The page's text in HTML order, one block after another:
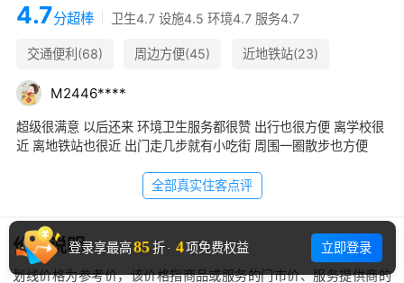
登录享最高85折 · 4项免费权益 立即登录
4.7分超棒 卫生4.7 设施4.5 环境4.7 服务4.7
交通便利(68) 周边方便(45)
近地铁站(23)
安静舒适(20)
M2446****
超级很满意 以后还来 环境卫生服务都很赞 出行也很方便 离学校很
近 离地铁站也很近 出门走几步就有小吃街 周围一圈散步也方便
全部真实住客点评
价格说明
划线价格为参考价，该价格指商品或服务的门市价、服务提供商的